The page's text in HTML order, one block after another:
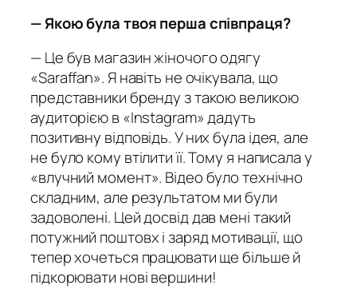
— Якою була твоя перша співпраця?
— Це був магазин жіночого одягу
«Saraffan». Я навіть не очікувала, що
представники бренду з такою великою
аудиторією в «Instagram» дадуть
позитивну відповідь. У них була ідея, але
не було кому втілити її. Тому я написала у
«влучний момент». Відео було технічно
складним, але результатом ми були
задоволені. Цей досвід дав мені такий
потужний поштовх і заряд мотивації, що
тепер хочеться працювати ще більше й
підкорювати нові вершини!